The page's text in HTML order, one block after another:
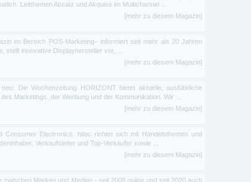
Leitthemen Absatz und Akquise im Multichannel ...
[mehr zu diesem Magazin]
im Bereich POS-Marketing– informiert seit mehr als 20 Jahren
stellt innovative Displayhersteller vor, ...
[mehr zu diesem Magazin]
Die Wochenzeitung HORIZONT bietet aktuelle, ausführliche
Marketings, der Werbung und der Kommunikation. Wir ...
[mehr zu diesem Magazin]
Consumer Electronics. hitec richtet sich mit Handelsthemen und
Verkaufsleiter und Top-Verkäufer sowie ...
[mehr zu diesem Magazin]
zwischen Marken und Medien - seit 2008 online und seit 2020 auch